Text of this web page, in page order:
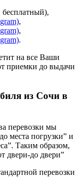
бесплатный),
,
,
.
на все Ваши
приемки до выдачи
из Сочи в
перевозки мы
места погрузки” и
Таким образом,
двери-до двери”
перевозки